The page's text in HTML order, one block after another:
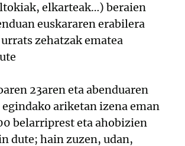
elkarteak…) beraien
euskararen erabilera
zehatzak ematea
23aren eta abenduaren
egindako ariketan izena eman
belarriprest eta ahobizien
dute; hain zuzen, udan,